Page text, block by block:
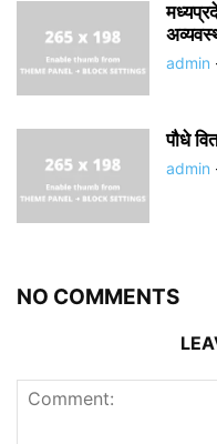
admin
पौधे
admin
NO COMMENTS